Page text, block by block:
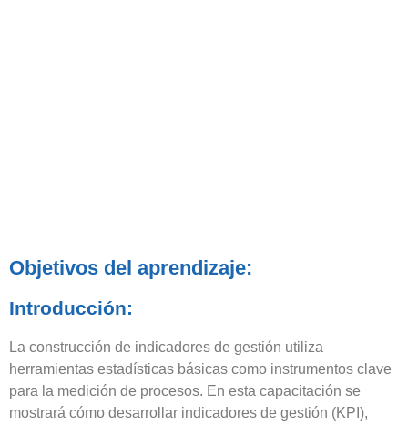
Objetivos del aprendizaje:
Introducción:
La construcción de indicadores de gestión utiliza
herramientas estadísticas básicas como instrumentos clave
para la medición de procesos. En esta capacitación se
mostrará cómo desarrollar indicadores de gestión (KPI),